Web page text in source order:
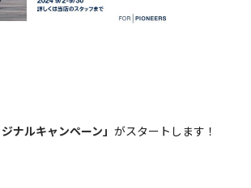
ナルキャンペーン」 がスタートします！